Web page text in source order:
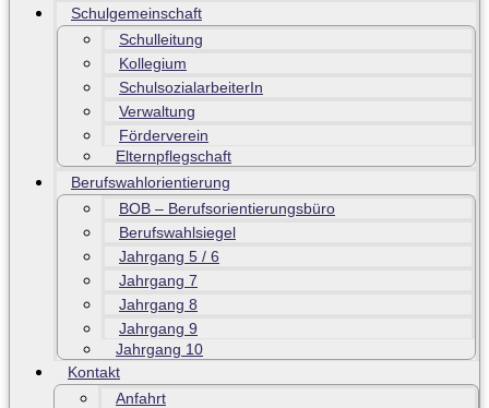
Schulgemeinschaft
Schulleitung
Kollegium
SchulsozialarbeiterIn
Verwaltung
Förderverein
Elternpflegschaft
Berufswahlorientierung
BOB – Berufsorientierungsbüro
Berufswahlsiegel
Jahrgang 5 / 6
Jahrgang 7
Jahrgang 8
Jahrgang 9
Jahrgang 10
Kontakt
Anfahrt